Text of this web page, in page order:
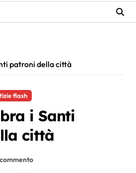
patroni della città
flash
i Santi
città